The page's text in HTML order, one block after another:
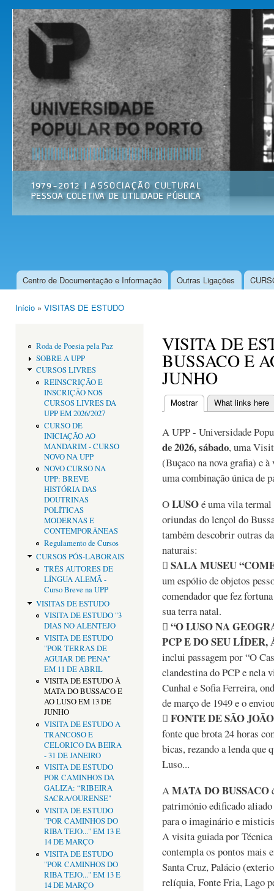
Universidade
Popular do
Porto
Associação
Cultural
Menu principal
Centro de Documentação e Informação Outras Ligações
Início » VISITAS DE ESTUDO
Roda de Poesia pela Paz
SOBRE A UPP
CURSOS LIVRES
REINSCRIÇÃO E
INSCRIÇÃO NOS
CURSOS LIVRES DA
UPP EM 2026/2027
CURSO DE
INICIAÇÃO AO
MANDARIM - CURSO
NOVO NA UPP
NOVO CURSO NA
UPP: BREVE
HISTÓRIA DAS
DOUTRINAS
POLÍTICAS
MODERNAS E
CONTEMPORÂNEAS
Regulamento de Cursos
CURSOS PÓS-LABORAIS
TRÊS AUTORES DE
LÍNGUA ALEMÃ -
Curso Breve na UPP
VISITAS DE ESTUDO
VISITA DE ESTUDO "3
DIAS NO ALENTEJO
VISITA DE ESTUDO
"POR TERRAS DE
AGUIAR DE PENA"
EM 11 DE ABRIL
VISITA DE ESTUDO À
MATA DO BUSSACO E
AO LUSO EM 13 DE
JUNHO
VISITA DE ESTUDO A
TRANCOSO E
CELORICO DA BEIRA
- 31 DE JANEIRO
VISITA DE ESTUDO
POR CAMINHOS DA
GALIZA: “RIBEIRA
SACRA/OURENSE"
VISITA DE ESTUDO
"POR CAMINHOS DO
RIBA TEJO..." EM 13 E
14 DE MARÇO
VISITA DE ESTUDO
"POR CAMINHOS DO
RIBA TEJO..." EM 13 E
14 DE MARÇO
VISITA DE
BUSSACO E
JUNHO
Separadores
Mostrar(separador ativo)
What links here
A UPP - Universidade
de 2026, sábado, uma
(Buçaco na nova grafia) e
uma combinação única de
OLUSOé uma vila termal
oriundas do lençol do
também descobrir outras
naturais:
 SALA MUSEU
um espólio de objetos
comendador que fez
sua terra natal.
 “O LUSO NA
PCP E DO SEU LÍDER,
inclui passagem por “O
clandestina do PCP e nela
Cunhal e Sofia Ferreira,
de março de 1949 e o
 FONTE DE SÃO JOÃO
fonte que brota 24 horas
bicas, rezando a lenda que
Luso...
AMATA DO BUSSACO
património edificado
para o imaginário e
A visita guiada por
contempla os pontos mais
Santa Cruz, Palácio
relíquia, Fonte Fria, Lago